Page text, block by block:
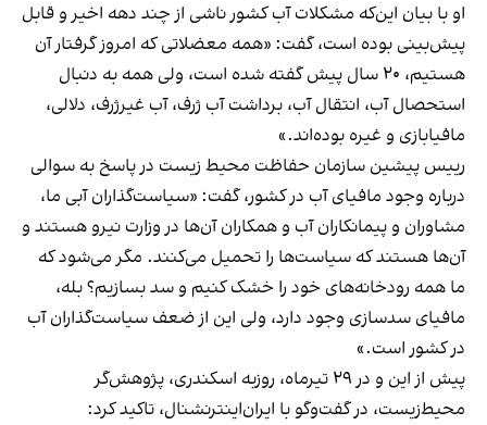
او با بیان این‌که مشکلات آب کشور ناشی از چند دهه اخیر و قابل
پیش‌بینی بوده است، گفت: «همه معضلاتی که امروز گرفتار آن
هستیم، ۲۰ سال پیش گفته شده است، ولی همه به دنبال
استحصال آب، انتقال آب، برداشت آب ژرف، آب غیرژرف، دلالی،
مافیابازی و غیره بوده‌اند.»
رییس پیشین سازمان حفاظت محیط‌ زیست در پاسخ به سوالی
درباره وجود مافیای آب در کشور، گفت: «سیاست‌گذاران آبی ما،
مشاوران و پیمانکاران آب و همکاران آن‌ها در وزارت نیرو هستند و
آن‌ها هستند که سیاست‌ها را تحمیل می‌کنند. مگر می‌شود که
ما همه رودخانه‌های خود را خشک کنیم و سد بسازیم؟ بله،
مافیای سدسازی وجود دارد، ولی این از ضعف سیاست‌گذاران آب
در کشور است.»
پیش از این و در ۲۹ تیرماه، روزبه اسکندری، پژوهش‌گر
محیط‌زیست، در گفت‌وگو با ایران‌اینترنشنال، تاکید کرد: